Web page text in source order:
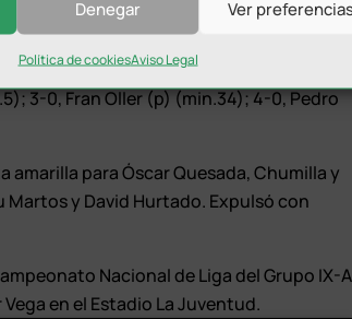
Denegar Ver
Política de cookiesAviso Legal
Alfonso Carli (Ayllón, min.86),
3-0, Fran Oller (p) (min.34); 4-0, Pedro
amarilla para Óscar Quesada, Chumilla y
Martos y David Hurtado. Expulsó con
Nacional de Liga del Grupo IX-A
en el Estadio La Juventud.